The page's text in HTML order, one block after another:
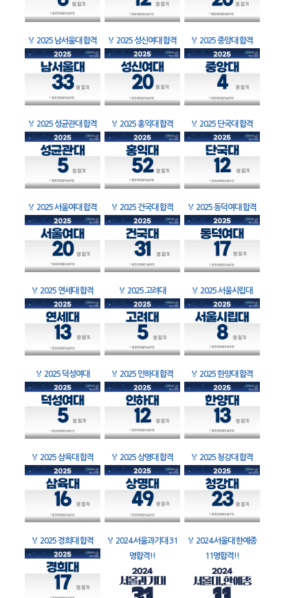
🏅 2025 남서울대 합격 🏅 2025 성신여대 합격 🏅 2025 중앙대 합격
🏅 2025 성균관대 합격 🏅 2025 홍익대 합격 🏅 2025 단국대 합격
🏅 2025 서울여대 합격 🏅 2025 건국대 합격 🏅 2025 동덕여대 합격
🏅 2025 연세대 합격 🏅 2025 고려대 🏅 2025 서울시립대
🏅 2025 덕성여대 🏅 2025 인하대 합격 🏅 2025 한양대 합격
🏅 2025 삼육대 합격 🏅 2025 상명대 합격 🏅 2025 청강대 합격
🏅 2025 경희대 합격 🏅 2024 서울과기대 31
명합격!!
🏅 2024 서울대 한예종
11명합격!!